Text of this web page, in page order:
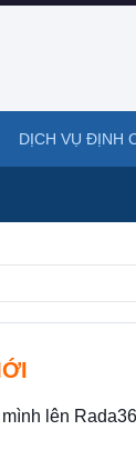
lên
DỊCH VỤ ĐỊNH